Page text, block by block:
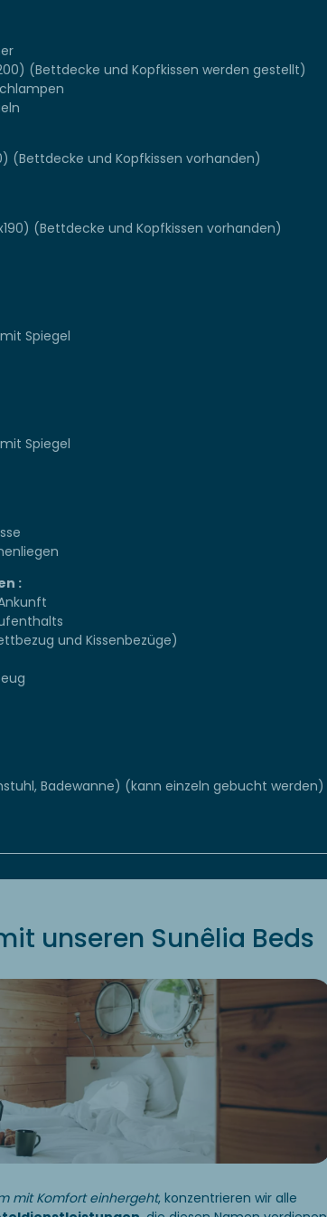
(Bettdecke und Kopfkissen werden gestellt)
(Bettdecke und Kopfkissen vorhanden)
(Bettdecke und Kopfkissen vorhanden)
Spiegel
Spiegel
:
und Kissenbezüge)
Badewanne) (kann einzeln gebucht werden)
unseren Sunêlia Beds
mit Komfort einhergeht, konzentrieren wir alle